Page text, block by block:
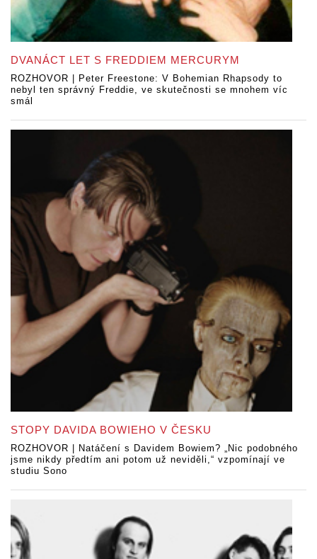
DVANÁCT LET S FREDDIEM MERCURYM
ROZHOVOR | Peter Freestone: V Bohemian Rhapsody to
nebyl ten správný Freddie, ve skutečnosti se mnohem víc
smál
STOPY DAVIDA BOWIEHO V ČESKU
ROZHOVOR | Natáčení s Davidem Bowiem? „Nic podobného
jsme nikdy předtím ani potom už neviděli,“ vzpomínají ve
studiu Sono